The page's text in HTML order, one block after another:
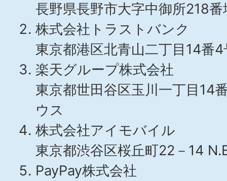
長野県長野市大字中御所218番
株式会社トラストバンク
東京都港区北青山二丁目14番4
楽天グループ株式会社
東京都世田谷区玉川一丁目14
ウス
株式会社アイモバイル
東京都渋谷区桜丘町22－14
PayPay株式会社